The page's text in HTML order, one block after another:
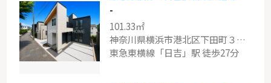
-
101.33㎡
神奈川県横浜市港北区下田町３丁目
東急東横線「日吉」駅 徒歩27分